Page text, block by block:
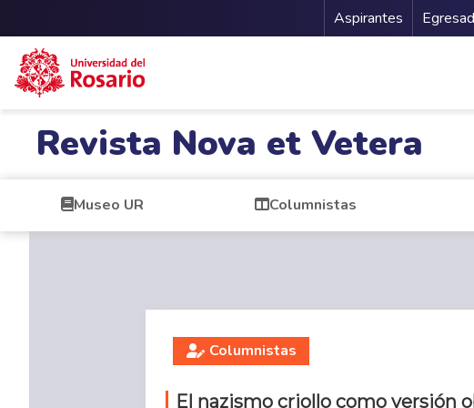
Menu
Aspirantes
Revista Nova et Vetera
Museo UR Columnistas
Columnistas
El nazismo criollo como versión